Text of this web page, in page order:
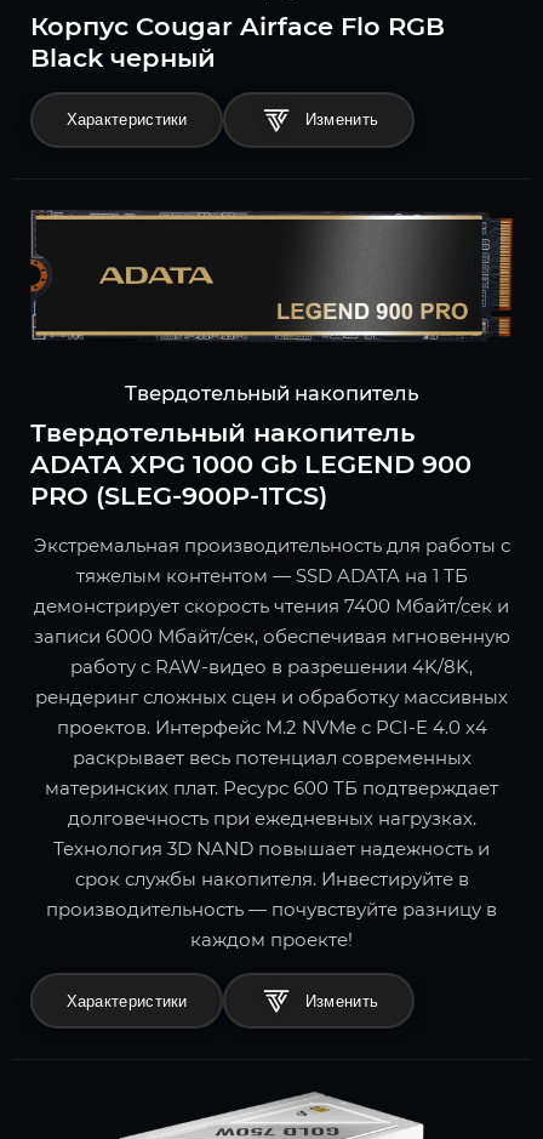
Корпус Cougar Airface Flo RGB
Black черный
Характеристики
Твердотельный накопитель
Твердотельный накопитель
ADATA XPG 1000 Gb LEGEND 900
PRO (SLEG-900P-1TCS)
Экстремальная производительность для работы с
тяжелым контентом — SSD ADATA на 1 ТБ
демонстрирует скорость чтения 7400 Мбайт/сек и
записи 6000 Мбайт/сек, обеспечивая мгновенную
работу с RAW-видео в разрешении 4K/8K,
рендеринг сложных сцен и обработку массивных
проектов. Интерфейс M.2 NVMe с PCI-E 4.0 x4
раскрывает весь потенциал современных
материнских плат. Ресурс 600 ТБ подтверждает
долговечность при ежедневных нагрузках.
Технология 3D NAND повышает надежность и
срок службы накопителя. Инвестируйте в
производительность — почувствуйте разницу в
каждом проекте!
Характеристики